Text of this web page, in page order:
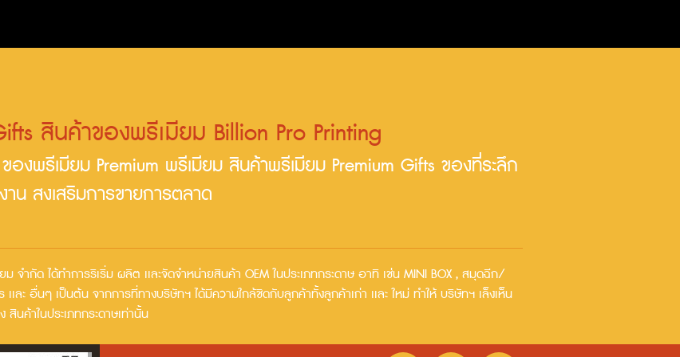
สินค้าของพรีเมียม Billion Pro Printing
ของพรีเมียม Premium พรีเมียม สินค้าพรีเมียม Premium Gifts ของที่ระลึก
น สงเสริมการขายการตลาด
จำกัด ได้ทำการริเริ่ม ผลิต เเละจัดจำหน่ายสินค้า OEM ในประเภทกระดาษ อาทิ เช่น MINI BOX , สมุดฉีก/
เละ อื่นๆ เป็นต้น จากการที่ทางบริษัทฯ ได้มีความใกล้ชิดกับลูกค้าทั้งลูกค้าเก่า เเละ ใหม่ ทำให้ บริษัทฯ เล็งเห็น
นค้าในประเภทกระดาษเท่านั้น